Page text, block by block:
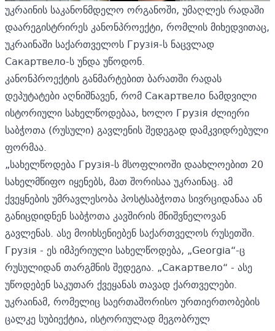
უკრაინის საკანონმდელო ორგანოში, უმაღლეს რადაში
დაარეგისტრირეს კანონპროექტი, რომლის მიხედვითაც,
უკრაინაში საქართველოს Грузія-ს ნაცვლად
Сакартвело-ს უნდა უწოდონ.
კანონპროექტის განმარტებით ბარათში რადას
დეპუტატები აღნიშნავენ, რომ Сакартвело ნამდვილი
ისტორიული სახელწოდებაა, ხოლო Грузія ძლიერი
საბჭოთა (რუსული) გავლენის შედეგად დამკვიდრებული
ფორმაა.
„სახელწოდება Грузія-ს მსოფლიოში დაახლოებით 20
სახელმწიფო იყენებს, მათ შორისაა უკრაინაც. ამ
ქვეყნების უმრავლესობა პოსტსაბჭოთა სივრციდანაა ან
განიცდიდნენ საბჭოთა კავშირის მნიშვნელოვან
გავლენას. ასე მოიხსენიებენ საქართველოს რუსეთში.
Грузія - ეს იმპერიული სახელწოდება, „Georgia“-ც
რუსულიდან თარგმნის შედეგია. „Сакартвело“ - ასე
უწოდებენ საკუთარ ქვეყანას თავად ქართველები.
უკრაინამ, რომელიც საერთაშორისო ურთიერთობების
ცალკე სუბიექტია, ისტორიულად მეგობრულ